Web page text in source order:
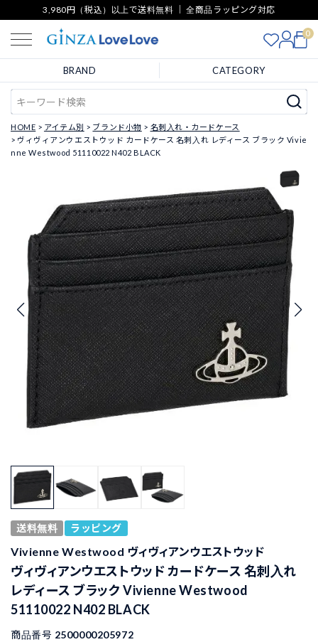
3,980円（税込）以上で送料無料 ｜ 全商品ラッピング対応
0
BRAND CATEGORY
HOME アイテム別 ブランド小物
名刺入れ・カードケース
ヴィヴィアンウエストウッド カードケース 名刺入れ レディース ブラック Vivie
nne Westwood 51110022 N402 BLACK
送料無料 ラッピング
Vivienne Westwood ヴィヴィアンウエストウッド
ヴィヴィアンウエストウッド カードケース 名刺入れ
レディース ブラック Vivienne Westwood
51110022 N402 BLACK
商品番号 2500000205972